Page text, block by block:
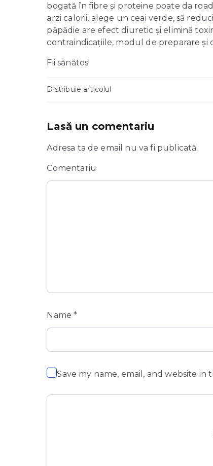
bogată în fibre și proteine poate da
arzi calorii, alege un ceai verde, să
păpădie are efect diuretic și elimină
contraindicațiile, modul de preparare și
Fii sănătos!
Distribuie articolul
Lasă un comentariu
Adresa ta de email nu va fi publicată.
Comentariu
Name*
Save my name, email, and website